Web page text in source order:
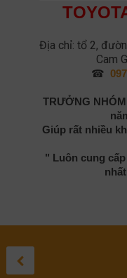
Địa chỉ: tổ 2,
Cam
☎
TRƯỞNG
Giúp rất nhiều
" Luôn cung